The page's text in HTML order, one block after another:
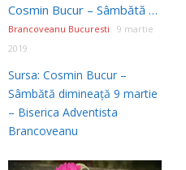
Cosmin Bucur – Sâmbătă dimineață 9 martie
Brancoveanu Bucuresti
9 martie
2019
Sursa: Cosmin Bucur –
Sâmbătă dimineață 9 martie
– Biserica Adventista
Brancoveanu